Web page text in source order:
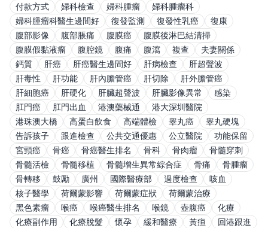
付款方式
婦科檢查 婦科腫瘤
婦科腫瘤科
婦科腫瘤科醫生邊間好
復發監測 復發性乳癌
復康
腹部影像
腹部脹痛 腹膜癌
腹膜後淋巴結清掃
腹膜假黏液瘤
腹腔鏡 腹痛 腹瀉 複查
夫妻關係
鈣質
肝癌 肝癌醫生邊間好 肝病檢查
肝超聲波
肝毒性
肝功能 肝內膽管癌 肝切除
肝外膽管癌
肝細胞癌
肝硬化 肝臟超聲波 肝臟影像異常
感染
肛門癌
肛門出血 港澳藥械通
港大深圳醫院
港珠澳大橋
高蛋白飲食 高端體檢 睾丸癌
睾丸硬塊
告訴孩子
跟進檢查 公共交通優惠 公立醫院
功能保留
宮頸癌
骨癌 骨癌醫生排名 骨科 骨肉瘤
骨髓穿刺
骨髓活檢
骨髓移植 骨髓增生異常綜合症 骨痛
骨腫瘤
骨轉移
鼓勵 廣州 國際醫療部 過度檢查
咳血
核子醫學
荷爾蒙影響 荷爾蒙症狀
荷爾蒙治療
黑色素瘤
喉癌 喉癌醫生排名 喉鏡 壺腹癌
化療
化療副作用
化療脫髮 懷孕 緩和醫療 黃疸
回港跟進